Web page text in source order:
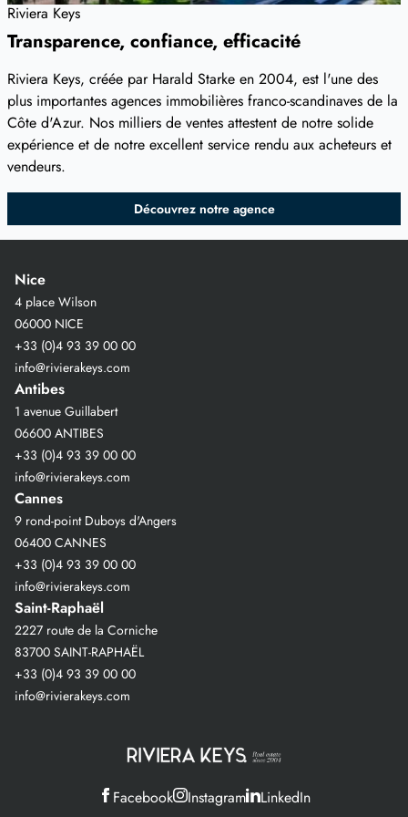
Riviera Keys
Transparence, confiance, efficacité
Riviera Keys, créée par Harald Starke en 2004, est l'une des
plus importantes agences immobilières franco-scandinaves de la
Côte d'Azur. Nos milliers de ventes attestent de notre solide
expérience et de notre excellent service rendu aux acheteurs et
vendeurs.
Découvrez notre agence
Nice
4 place Wilson
06000 NICE
+33 (0)4 93 39 00 00
info@rivierakeys.com
Antibes
1 avenue Guillabert
06600 ANTIBES
+33 (0)4 93 39 00 00
info@rivierakeys.com
Cannes
9 rond-point Duboys d'Angers
06400 CANNES
+33 (0)4 93 39 00 00
info@rivierakeys.com
Saint-Raphaël
2227 route de la Corniche
83700 SAINT-RAPHAËL
+33 (0)4 93 39 00 00
info@rivierakeys.com
Facebook Instagram LinkedIn